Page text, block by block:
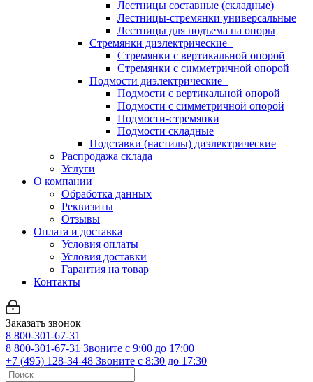
Лестницы составные (складные)
Лестницы-стремянки универсальные
Лестницы для подъема на опоры
Стремянки диэлектрические
Стремянки с вертикальной опорой
Стремянки с симметричной опорой
Подмости диэлектрические
Подмости с вертикальной опорой
Подмости с симметричной опорой
Подмости-стремянки
Подмости складные
Подставки (настилы) диэлектрические
Распродажа склада
Услуги
О компании
Обработка данных
Реквизиты
Отзывы
Оплата и доставка
Условия оплаты
Условия доставки
Гарантия на товар
Контакты
Заказать звонок
8 800-301-67-31
8 800-301-67-31 Звоните с 9:00 до 17:00
+7 (495) 128-34-48 Звоните с 8:30 до 17:30